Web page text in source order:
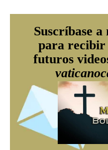
Suscríbase
para recibir
futuros